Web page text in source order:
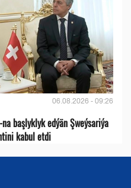
06.08.2026 - 09:26
başlyklyk edýän Şweýsariýa
kabul etdi